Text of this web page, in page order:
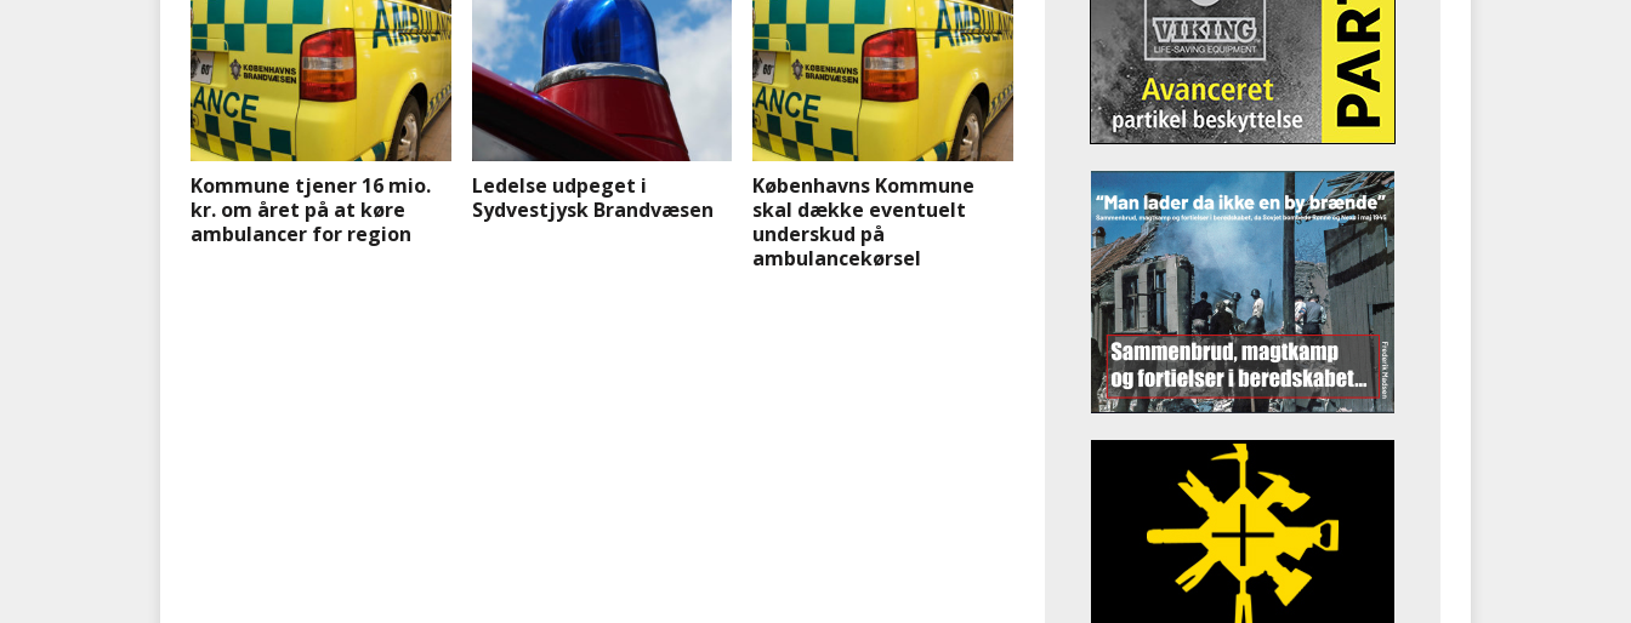
Kommune tjener 16 mio.
kr. om året på at køre
ambulancer for region
Ledelse udpeget i
Sydvestjysk Brandvæsen
Københavns Kommune
skal dække eventuelt
underskud på
ambulancekørsel